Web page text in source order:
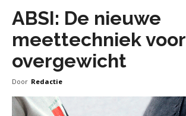
ABSI: De nieuwe
meettechniek voor
overgewicht
Door Redactie